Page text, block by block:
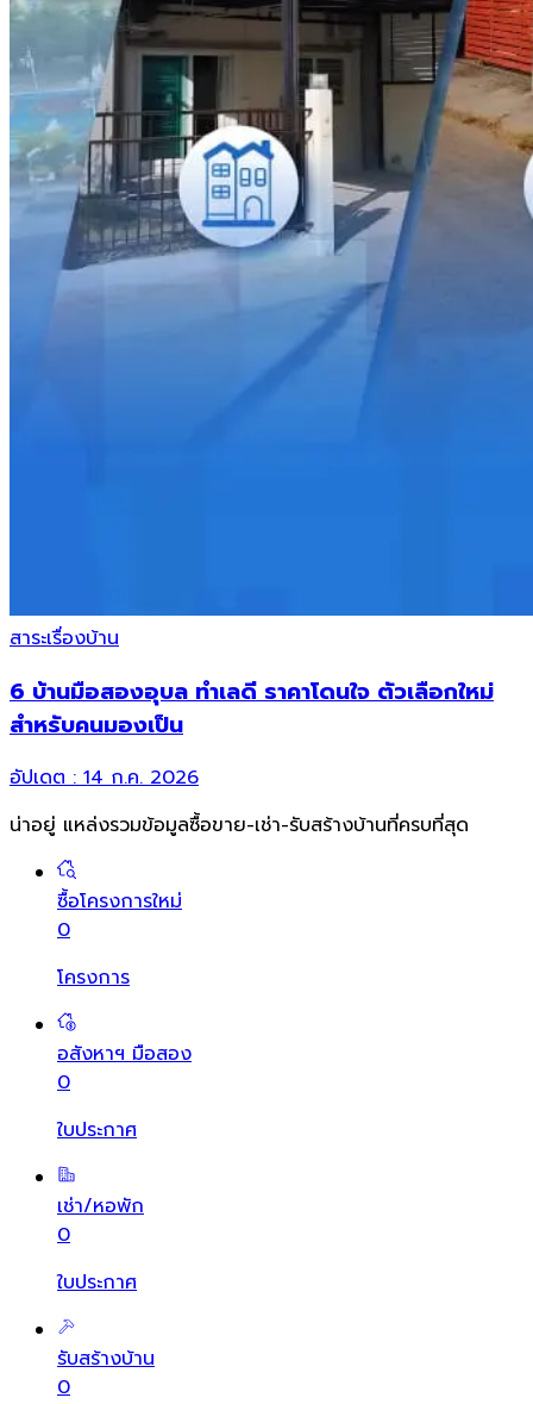
สาระเรื่องบ้าน
6 บ้านมือสองอุบล ทำเลดี ราคาโดนใจ ตัวเลือกใหม่
สำหรับคนมองเป็น
อัปเดต :14 ก.ค. 2026
น่าอยู่ แหล่งรวมข้อมูลซื้อขาย-เช่า-รับสร้างบ้านที่ครบที่สุด
ซื้อโครงการใหม่
0
โครงการ
อสังหาฯ มือสอง
0
ใบประกาศ
เช่า/หอพัก
0
ใบประกาศ
รับสร้างบ้าน
0